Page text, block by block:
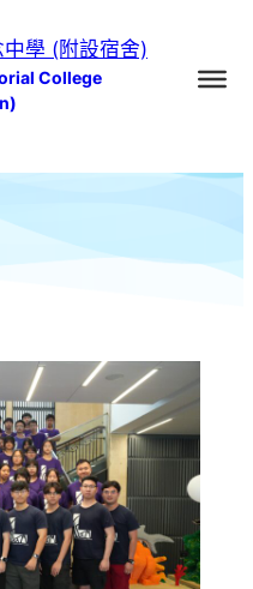
學 (附設宿舍)
College